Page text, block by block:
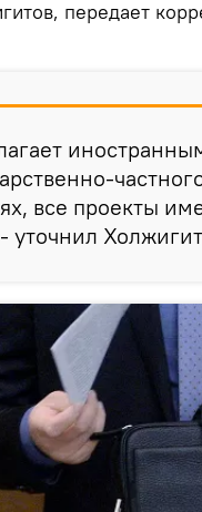
передает
все проекты
уточнил